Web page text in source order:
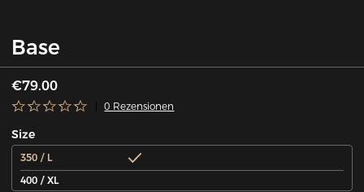
Base
€79.00
0 Rezensionen
Size
350 / L
400 / XL